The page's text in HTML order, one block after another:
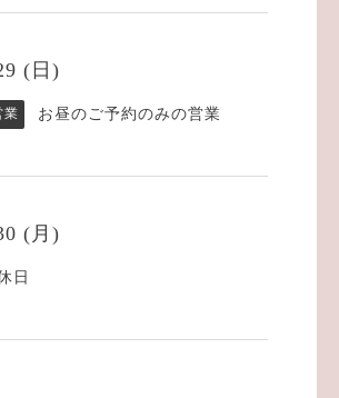
(日)
業 お昼のご予約のみの営業
(月)
日